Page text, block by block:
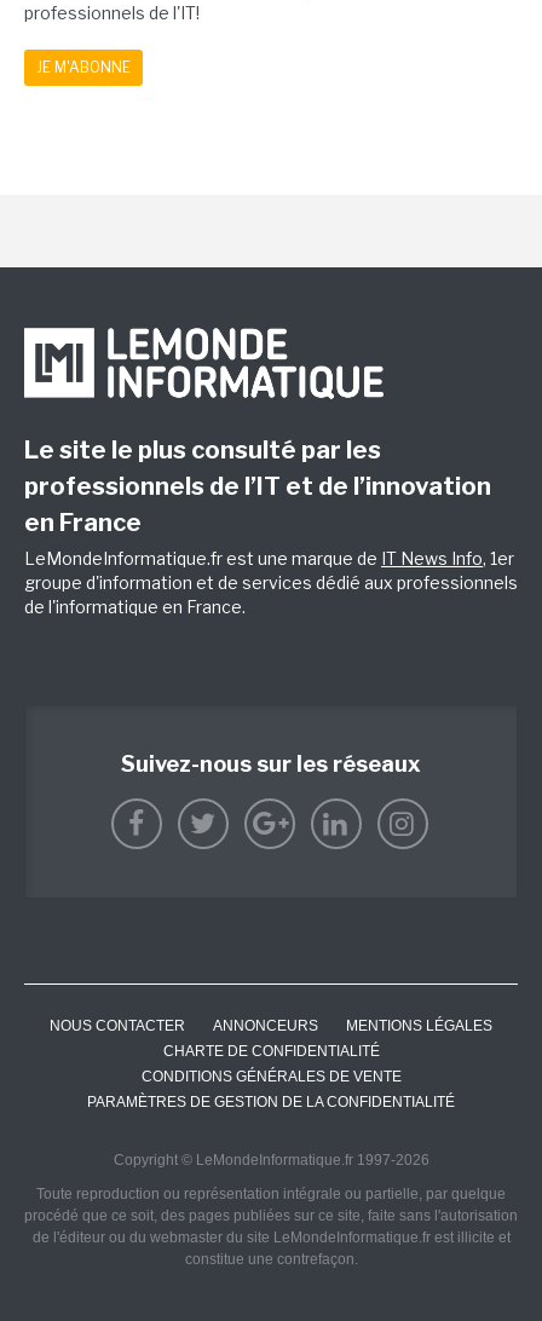
professionnels de l'IT!
JE M'ABONNE
Le site le plus consulté par les
professionnels de l’IT et de l’innovation
en France
LeMondeInformatique.fr est une marque de IT News Info, 1er
groupe d'information et de services dédié aux professionnels
de l'informatique en France.
Suivez-nous sur les réseaux
NOUS CONTACTER ANNONCEURS
MENTIONS LÉGALES
CHARTE DE CONFIDENTIALITÉ
CONDITIONS GÉNÉRALES DE VENTE
PARAMÈTRES DE GESTION DE LA CONFIDENTIALITÉ
Copyright © LeMondeInformatique.fr 1997-2026
Toute reproduction ou représentation intégrale ou partielle, par quelque
procédé que ce soit, des pages publiées sur ce site, faite sans l'autorisation
de l'éditeur ou du webmaster du site LeMondeInformatique.fr est illicite et
constitue une contrefaçon.